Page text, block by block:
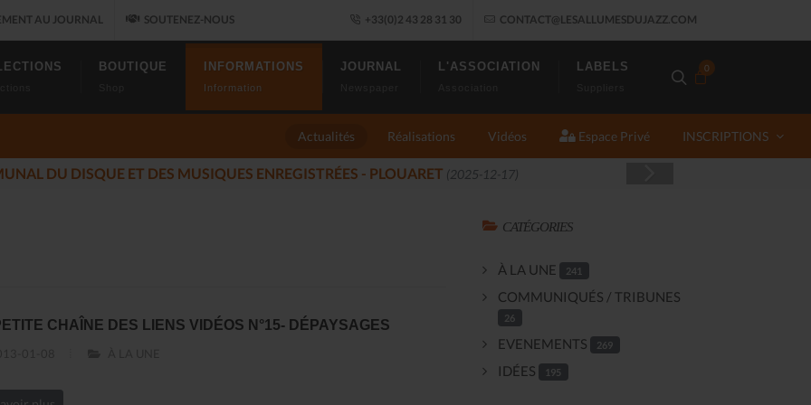
AU JOURNAL SOUTENEZ-NOUS +33(0)2 43 28 31 30 CONTACT@LESALLUMESDUJAZZ.COM
0
BOUTIQUE INFORMATIONS
Information
JOURNAL L'ASSOCIATION LABELS
Actualités Réalisations Vidéos Espace Privé INSCRIPTIONS
FONT SALON, LE PROGRAMME(2025-11-14)
CHAÎNE DES LIENS VIDÉOS N°15- DÉPAYSAGES
CATÉGORIES
À LA UNE 241
COMMUNIQUÉS / TRIBUNES
26
EVENEMENTS 269
IDÉES 195